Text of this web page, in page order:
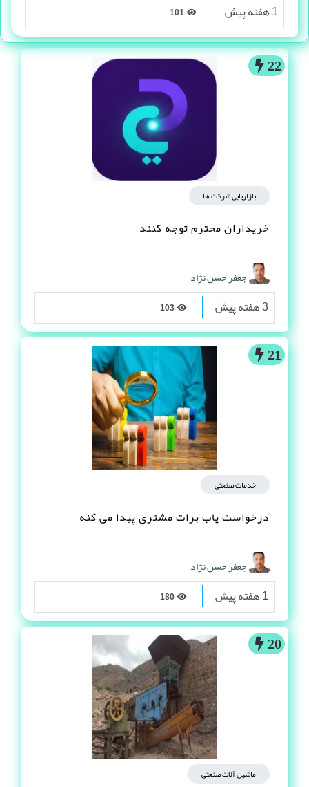
22
بازاریابی شرکت ها
خریداران محترم توجه کنند
جعفر حسن نژاد
3 هفته پیش
21
خدمات صنعتی
درخواست یاب برات مشتری پیدا می کنه
جعفر حسن نژاد
1 هفته پیش
20
ماشین آلات صنعتی
1 هفته پیش